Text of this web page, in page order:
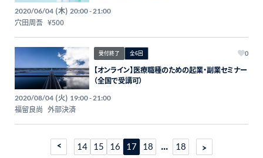
2020/06/04 (木) 20:00 - 21:00
穴田周吾 ¥500
受付終了 全6回 0
【オンライン】医療職種のための起業・副業セミナー
（全国で受講可）
2020/08/04 (火) 19:00 - 21:00
福留良尚 外部決済
14 15 16 17 18 ... 18